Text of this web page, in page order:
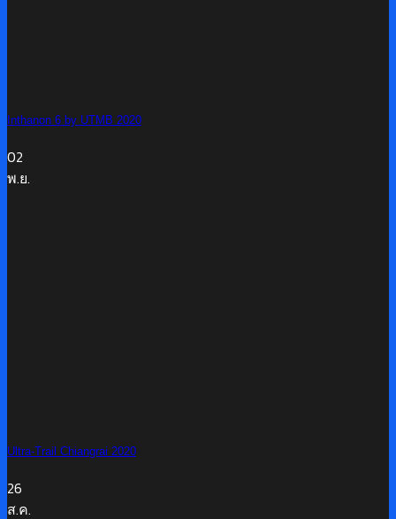
Inthanon 6 by UTMB 2020
02
พ.ย.
Ultra-Trail Chiangrai 2020
26
ส.ค.